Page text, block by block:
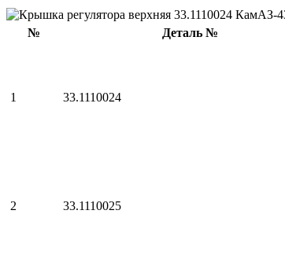
№ Деталь №
1 33.1110024
2 33.1110025